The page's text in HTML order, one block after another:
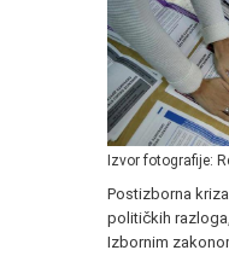
Izvor fotografije:
Postizborna
političkih
Izbornim